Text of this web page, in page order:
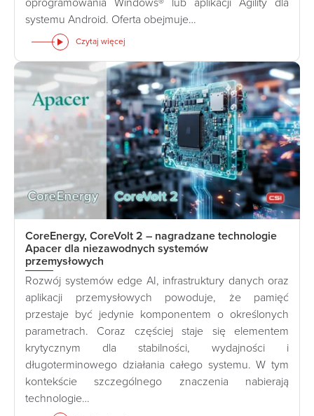
oprogramowania Windows® lub aplikacji Agility dla
systemu Android. Oferta obejmuje…
Czytaj więcej
CoreEnergy, CoreVolt 2 – nagradzane technologie
Apacer dla niezawodnych systemów
przemysłowych
Rozwój systemów edge AI, infrastruktury danych oraz
aplikacji przemysłowych powoduje, że pamięć
przestaje być jedynie komponentem o określonych
parametrach. Coraz częściej staje się elementem
krytycznym dla stabilności, wydajności i
długoterminowego działania całego systemu. W tym
kontekście szczególnego znaczenia nabierają
technologie…